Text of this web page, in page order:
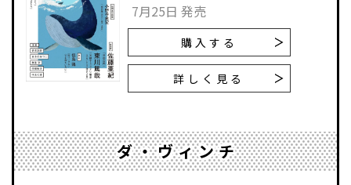
7月25日 発売
購入する
詳しく見る
ダ・ヴィンチ